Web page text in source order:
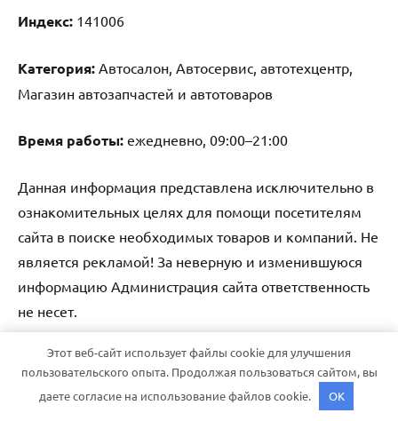
Индекс: 141006
Категория: Автосалон, Автосервис, автотехцентр,
Магазин автозапчастей и автотоваров
Время работы: ежедневно, 09:00–21:00
Данная информация представлена исключительно в
ознакомительных целях для помощи посетителям
сайта в поиске необходимых товаров и компаний. Не
является рекламой! За неверную и изменившуюся
информацию Администрация сайта ответственность
не несет.
Тема WordPress: Dynamico от ThemeZee.
Этот веб-сайт использует файлы cookie для улучшения
пользовательского опыта. Продолжая пользоваться сайтом, вы
даете согласие на использование файлов cookie.
OK